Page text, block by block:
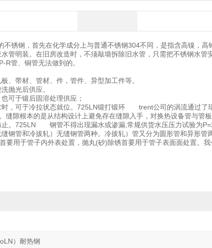
不锈钢，首先在化学成分上与普通不锈钢304不同，是指含高镍，高
管明装。在旧房改造时，不须敲墙拆除旧水管，只需把不锈钢水管
R管、铜管无法做到的。
、带材、管材、件，管件、异型加工件等。
抛光后供应。
可于锻后固溶处理供应；
时，可于冷拉状态就位。725LN锻打锻环 trent公司的涡流通过了
缝隙根本的是从结构设计上避免存在缝隙入手，对换热设备管与管
止。725LN 钢管不得出现漏水或渗漏,常规供货水压压力试验为
缝钢管和冷拔轧）无缝钢管两种。冷拔轧）管又分为圆形管和异
要用于管子内外表处置，抛丸(砂)除锈首要用于管子表面面处置。